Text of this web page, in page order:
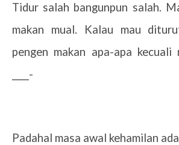
Tidur salah bangunpun salah.
makan mual. Kalau mau
pengen makan apa-apa kecuali
____-
Padahal masa awal kehamilan